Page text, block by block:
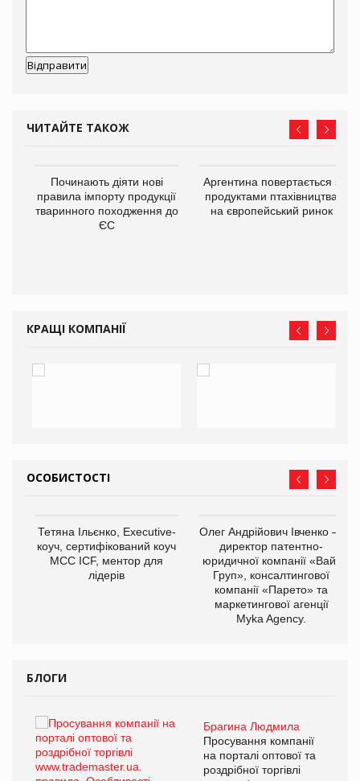
ЧИТАЙТЕ ТАКОЖ
Починають діяти нові
правила імпорту продукції
тваринного походження до
ЄС
Аргентина повертається з
продуктами птахівництва
на європейський ринок
КРАЩІ КОМПАНІЇ
ОСОБИСТОСТІ
Тетяна Ільєнко, Executive-
коуч, сертифікований коуч
МСС ICF, ментор для
лідерів
Олег Андрійович Івченко —
директор патентно-
юридичної компанії «Вайз
Груп», консалтингової
компанії «Парето» та
маркетингової агенції
Myka Agency.
БЛОГИ
Брагина Людмила
Просування компанії
на порталі оптової та
роздрібної торгівлі